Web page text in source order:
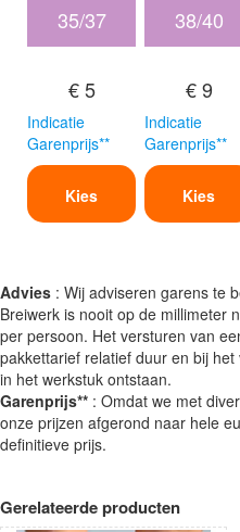
35/37
€ 5
Indicatie
Garenprijs**
Kies
38/40
€ 9
Indicatie
Garenprijs**
Kies
Advies : Wij adviseren garens te
Breiwerk is nooit op de millimeter
per persoon. Het versturen van
pakkettarief relatief duur en bij
in het werkstuk ontstaan.
Garenprijs** : Omdat we met
onze prijzen afgerond naar hele
definitieve prijs.
Gerelateerde producten